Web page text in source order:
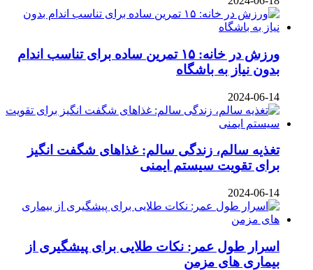
ورزش در خانه: ۱۵ تمرین ساده برای تناسب اندام
بدون نیاز به باشگاه
2024-06-14
تغذیه سالم، زندگی سالم: غذاهای شگفت‌ انگیز
برای تقویت سیستم ایمنی
2024-06-14
اسرار طول عمر: نکات طلایی برای پیشگیری از
بیماری‌ های مزمن